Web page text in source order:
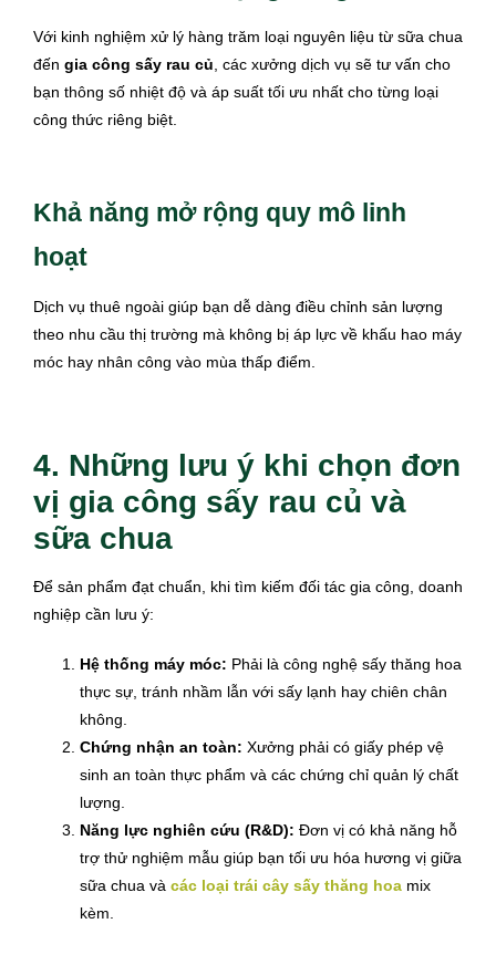
Với kinh nghiệm xử lý hàng trăm loại nguyên liệu từ sữa chua
đến gia công sấy rau củ , các xưởng dịch vụ sẽ tư vấn cho
bạn thông số nhiệt độ và áp suất tối ưu nhất cho từng loại
công thức riêng biệt.
Khả năng mở rộng quy mô linh
hoạt
Dịch vụ thuê ngoài giúp bạn dễ dàng điều chỉnh sản lượng
theo nhu cầu thị trường mà không bị áp lực về khấu hao máy
móc hay nhân công vào mùa thấp điểm.
4. Những lưu ý khi chọn đơn
vị gia công sấy rau củ và
sữa chua
Để sản phẩm đạt chuẩn, khi tìm kiếm đối tác gia công, doanh
nghiệp cần lưu ý:
Hệ thống máy móc: Phải là công nghệ sấy thăng hoa
thực sự, tránh nhầm lẫn với sấy lạnh hay chiên chân
không.
Chứng nhận an toàn: Xưởng phải có giấy phép vệ
sinh an toàn thực phẩm và các chứng chỉ quản lý chất
lượng.
Năng lực nghiên cứu (R&D): Đơn vị có khả năng hỗ
trợ thử nghiệm mẫu giúp bạn tối ưu hóa hương vị giữa
sữa chua và các loại trái cây sấy thăng hoa mix
kèm.